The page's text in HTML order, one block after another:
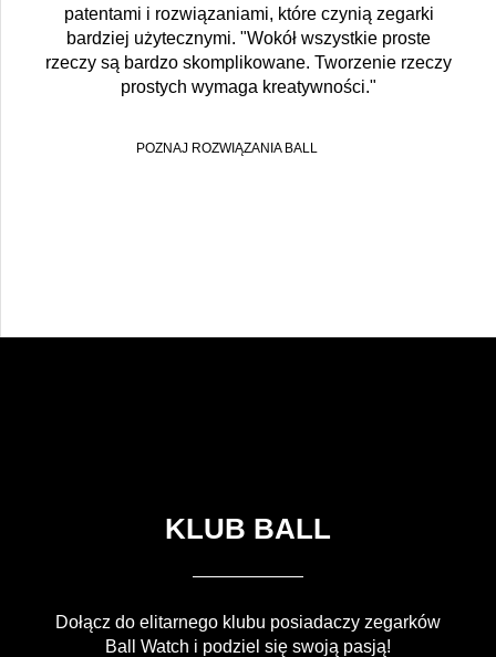
patentami i rozwiązaniami, które czynią zegarki
bardziej użytecznymi. "Wokół wszystkie proste
rzeczy są bardzo skomplikowane. Tworzenie rzeczy
prostych wymaga kreatywności."
POZNAJ ROZWIĄZANIA BALL
KLUB BALL
Dołącz do elitarnego klubu posiadaczy zegarków
Ball Watch i podziel się swoją pasją!